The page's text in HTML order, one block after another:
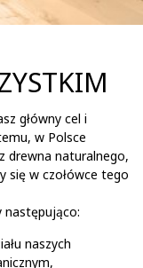
główny cel i
w Polsce
drewna naturalnego,
się w czołówce tego
naszych